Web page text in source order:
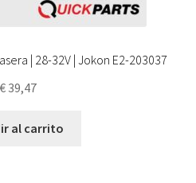
| 28-32V | Jokon E2-203037
€39,47
al carrito